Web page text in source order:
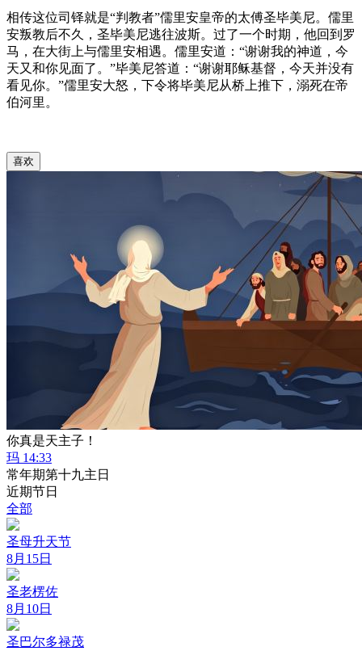
相传这位司铎就是“判教者”儒里安皇帝的太傅圣毕美尼。儒里
安叛教后不久，圣毕美尼逃往波斯。过了一个时期，他回到罗
马，在大街上与儒里安相遇。儒里安道：“谢谢我的神道，今
天又和你见面了。”毕美尼答道：“谢谢耶稣基督，今天并没有
看见你。”儒里安大怒，下令将毕美尼从桥上推下，溺死在帝
伯河里。
喜欢
你真是天主子！
玛 14:33
常年期第十九主日
近期节日
全部
圣母升天节
8月15日
圣老楞佐
8月10日
圣巴尔多禄茂